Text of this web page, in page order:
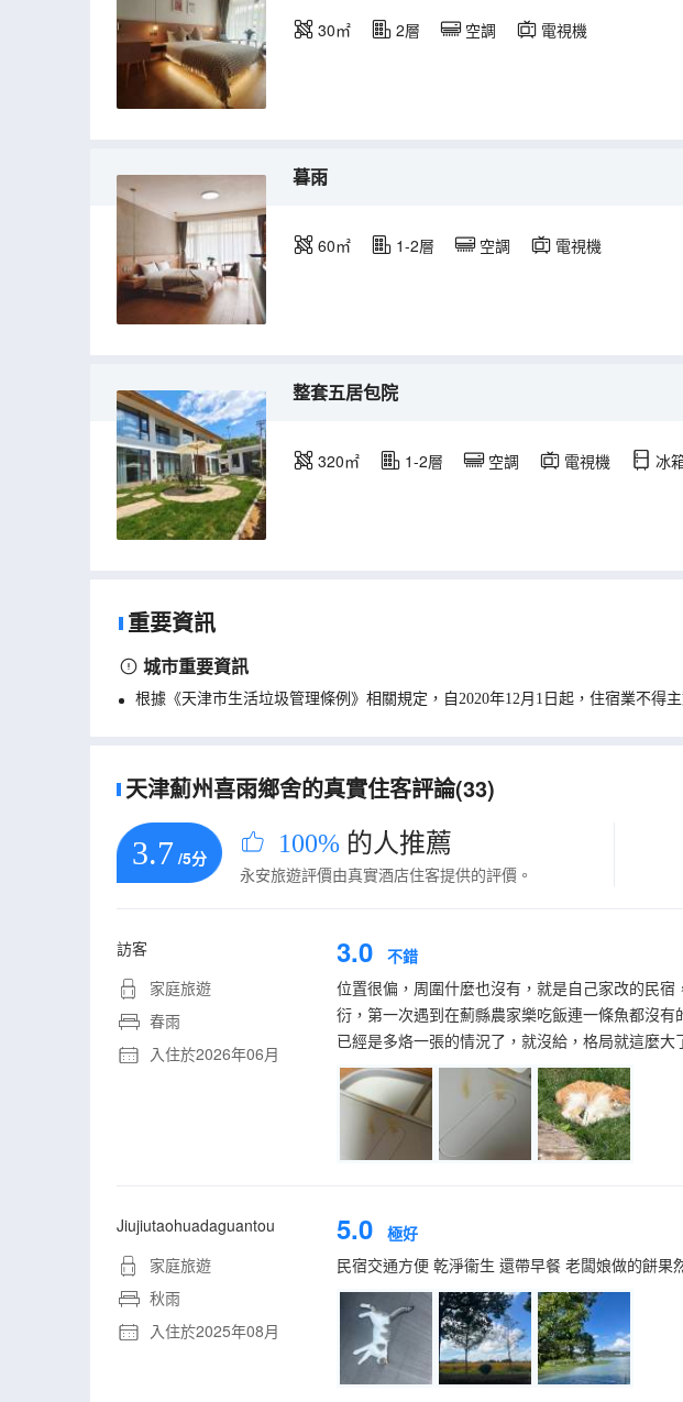
30㎡ 2層 空調 電視機
暮雨
60㎡ 1-2層 空調 電視機
整套五居包院
320㎡ 1-2層 空調 電視機 冰
重要資訊
城市重要資訊
根據《天津市生活垃圾管理條例》相關規定，自2020年12月1日起，住宿業不得
天津薊州喜雨鄉舍的真實住客評論(33)
3.7 /5分 100% 的人推薦
永安旅遊評價由真實酒店住客提供的評價。
訪客
家庭旅遊
春雨
入住於2026年06月
3.0 不錯
位置很偏，周圍什麼也沒有，就是自己家改的民
衍，第一次遇到在薊縣農家樂吃飯連一條魚都沒
已經是多烙一張的情況了，就沒給，格局就這麼大
Jiujiutaohuadaguantou
家庭旅遊
秋雨
入住於2025年08月
5.0 極好
民宿交通方便 乾淨衞生 還帶早餐 老闆娘做的餅